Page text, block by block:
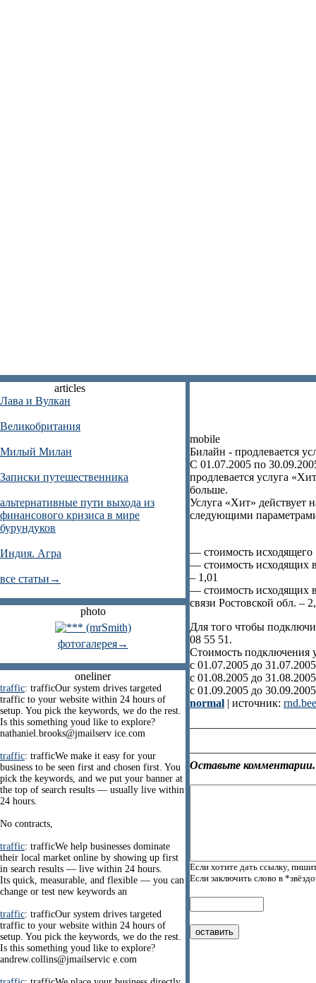
articles
Лава и Вулкан
Великобритания
Милый Милан
Записки путешественника
альтернативные пути выхода из
финансового кризиса в мире
бурундуков
Индия. Агра
все статьи→
photo
фотогалерея→
oneliner
traffic: trafficOur system drives targeted
traffic to your website within 24 hours of
setup. You pick the keywords, we do the rest.
Is this something youd like to explore?
nathaniel.brooks@jmailserv ice.com
traffic: trafficWe make it easy for your
business to be seen first and chosen first. You
pick the keywords, and we put your banner at
the top of search results — usually live within
24 hours.
No contracts,
traffic: trafficWe help businesses dominate
their local market online by showing up first
in search results — live within 24 hours.
Its quick, measurable, and flexible — you can
change or test new keywords an
traffic: trafficOur system drives targeted
traffic to your website within 24 hours of
setup. You pick the keywords, we do the rest.
Is this something youd like to explore?
andrew.collins@jmailservic e.com
mobile
Билайн - продлевается
С 01.07.2005 по
продлевается услуга
больше.
Услуга «Хит» действует
следующими
— стоимость
— стоимость исходящих
– 1,01
— стоимость исходящих
связи Ростовской обл. –
Для того чтобы
08 55 51.
Стоимость подключения
с 01.07.2005 до
с 01.08.2005 до
с 01.09.2005 до
normal | источник:
Оставьте
Если хотите дать ссылку,
Если заключить слово в